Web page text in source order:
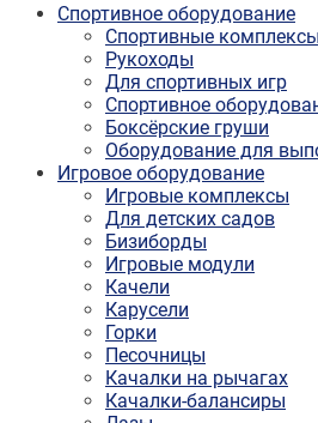
Спортивное оборудование
Спортивные комплексы
Рукоходы
Для спортивных игр
Спортивное
Боксёрские груши
Оборудование для
Игровое оборудование
Игровые комплексы
Для детских садов
Бизиборды
Игровые модули
Качели
Карусели
Горки
Песочницы
Качалки на рычагах
Качалки-балансиры